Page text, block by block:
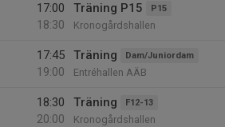
17:00
18:30
Träning P15 P15
Kronogårdshallen
17:45
19:00
Träning Dam/Juniordam
Entréhallen AÄB
18:30
20:00
Träning F12-13
Kronogårdshallen